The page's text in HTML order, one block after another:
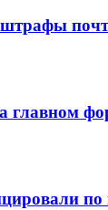
главном
по